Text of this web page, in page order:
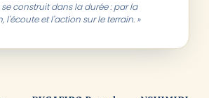
se construit dans la durée : par la
l'écoute et l'action sur le terrain. »